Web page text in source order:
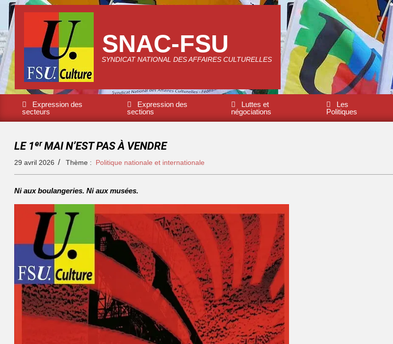
SNAC-FSU
SYNDICAT NATIONAL DES AFFAIRES CULTURELLES
Expression des
secteurs
Expression des
sections
Luttes et
négociations
Les
Politiques
LE 1ᵉʳ MAI N’EST PAS À VENDRE
29 avril 2026 Thème : Politique nationale et internationale
Ni aux boulangeries. Ni aux musées.